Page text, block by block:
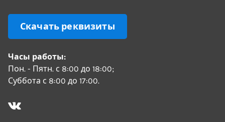
Скачать реквизиты
Часы работы:
Пон. - Пятн. с 8:00 до 18:00;
Суббота с 8:00 до 17:00.